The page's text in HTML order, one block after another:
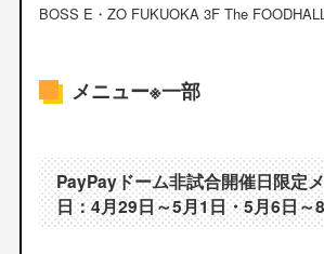
BOSS E・ZO FUKUOKA 3F The
メニュー※一部
PayPayドーム非試合開催日限定
日：4月29日～5月1日・5月6日～